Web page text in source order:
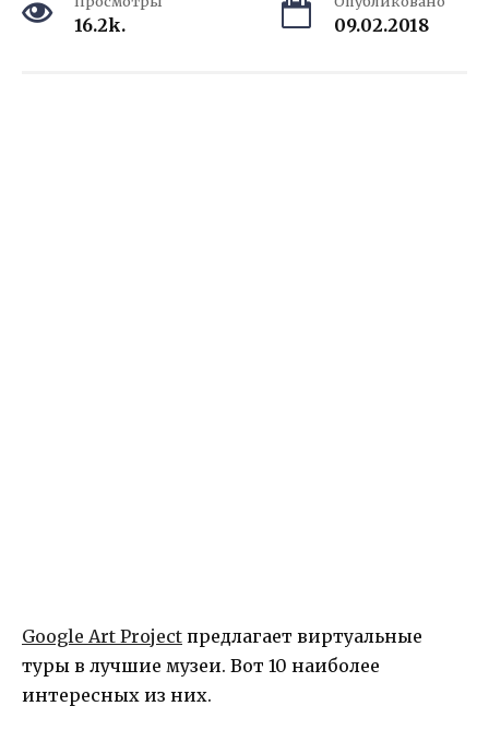
16.2k. 09.02.2018
Google Art Project предлагает виртуальные
туры в лучшие музеи. Вот 10 наиболее
интересных из них.